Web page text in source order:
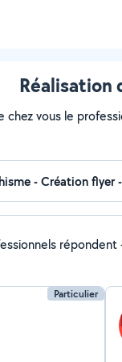
Réalisation
chez vous le
répondent
Particulier